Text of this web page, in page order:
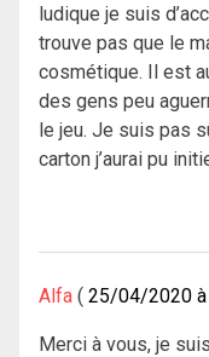
ludique je suis
trouve pas que le
cosmétique. Il est
des gens peu
le jeu. Je suis pas
carton j’aurai pu
Alfa 25/04/2020 à
Merci à vous, je